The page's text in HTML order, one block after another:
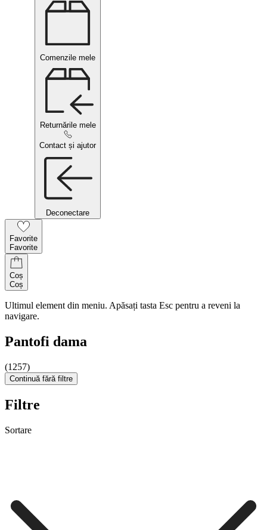
Comenzile mele
Returnările mele
Contact și ajutor
Deconectare
Favorite
Favorite
Coș
Coș
Ultimul element din meniu. Apăsați tasta Esc pentru a reveni la
navigare.
Pantofi dama
(1257)
Continuă fără filtre
Filtre
Sortare